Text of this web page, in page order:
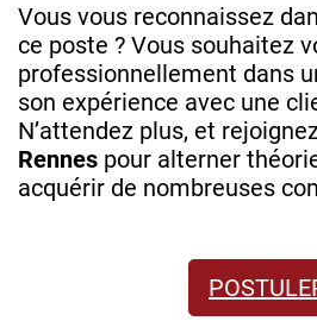
Vous vous reconnaissez
ce poste ? Vous souhaitez
professionnellement dans
son expérience avec une
N’attendez plus, et
Rennes pour alterner
acquérir de nombreuses